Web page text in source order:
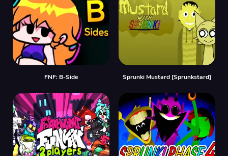
FNF: B-Side Sprunki Mustard [Sprunkstard]